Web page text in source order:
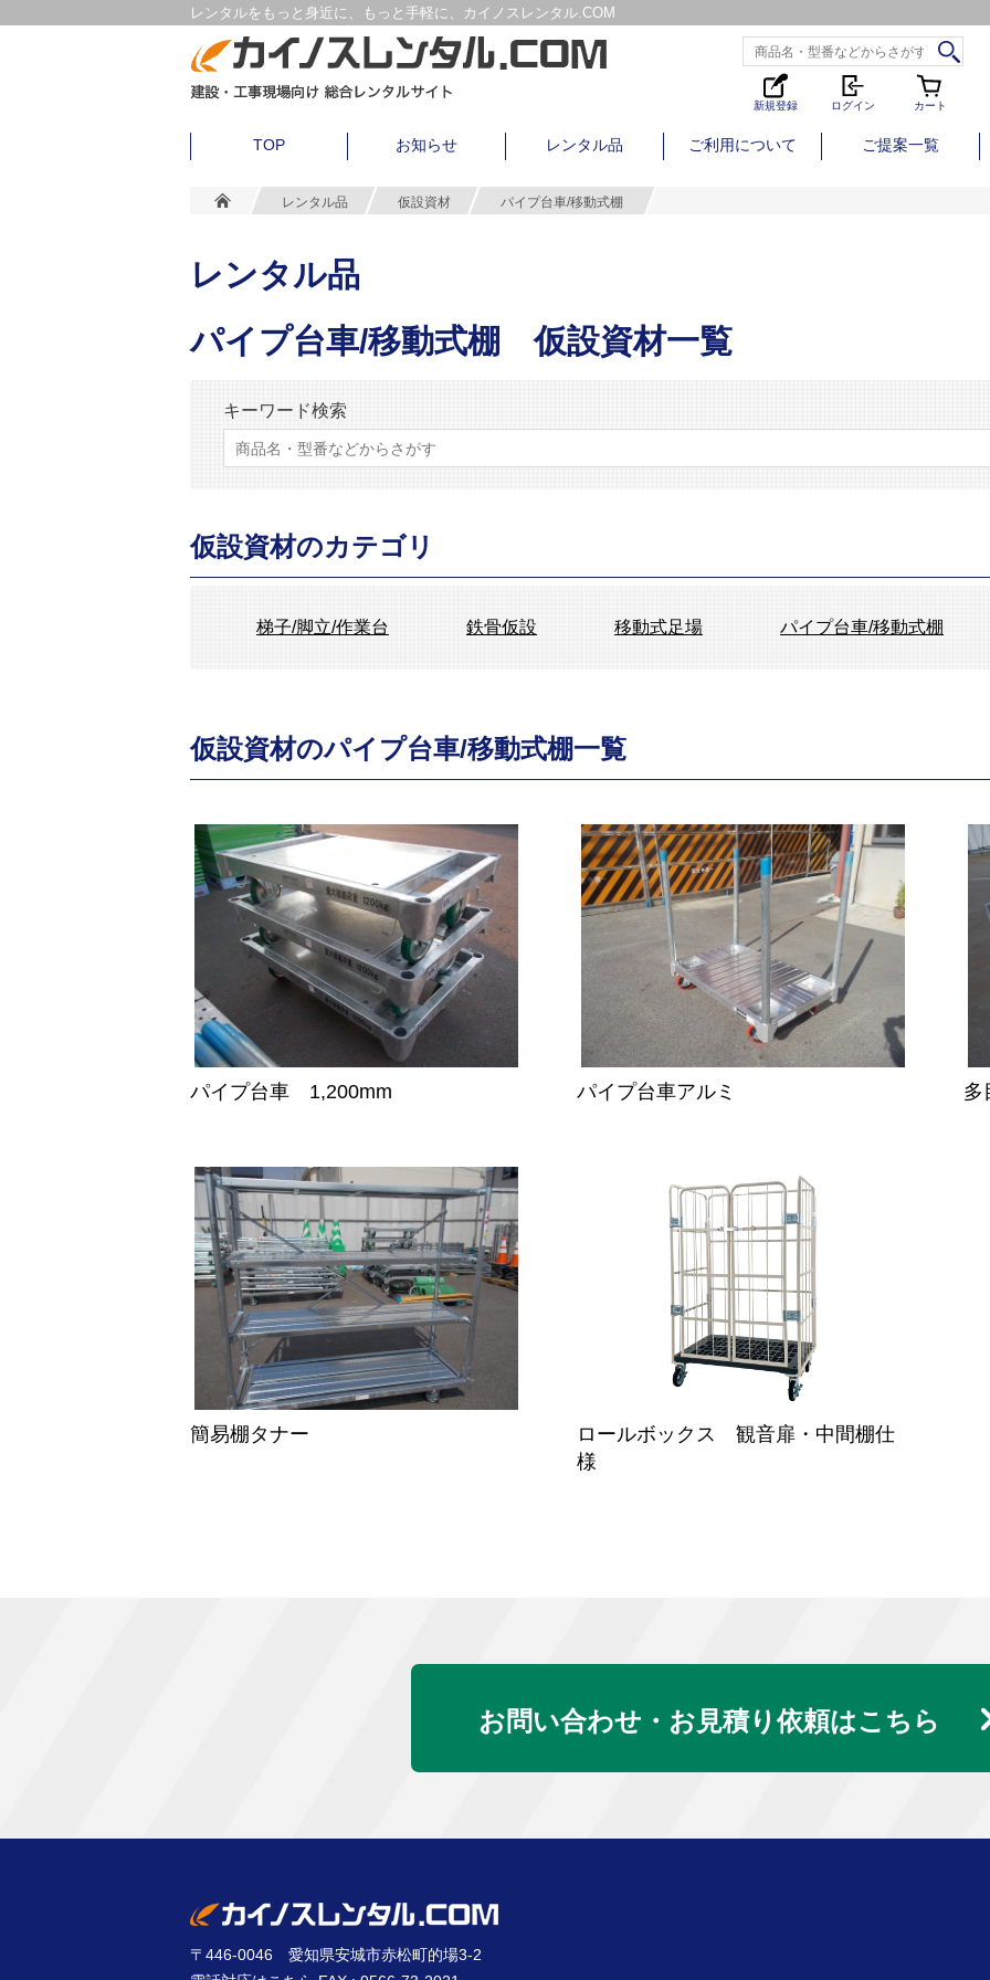
レンタルをもっと身近に、もっと手軽に、カイノスレンタル.COM
新規登録 ログイン カート
TOP お知らせ レンタル品 ご利用について ご提案一覧
レンタル品 仮設資材 パイプ台車/移動式棚
レンタル品
パイプ台車/移動式棚 仮設資材一覧
キーワード検索
仮設資材のカテゴリ
梯子/脚立/作業台 鉄骨仮設 移動式足場 パイプ台車/移動式棚
仮設資材のパイプ台車/移動式棚一覧
パイプ台車 1,200mm パイプ台車アルミ 多
簡易棚タナー
ロールボックス 観音扉・中間棚仕
様
お問い合わせ・お見積り依頼はこちら
〒446-0046 愛知県安城市赤松町的場3-2